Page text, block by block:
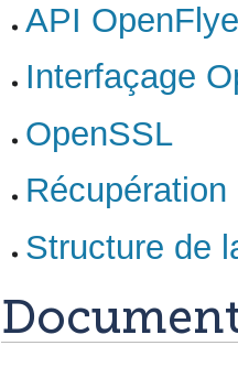
API
Interfaçage
OpenSSL
Structure de